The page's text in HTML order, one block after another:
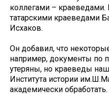
коллегами –
татарскими краеведами
Исхаков.
Он добавил, что
например, документы по
утеряны, но краеведы
Института истории
академически обработать.